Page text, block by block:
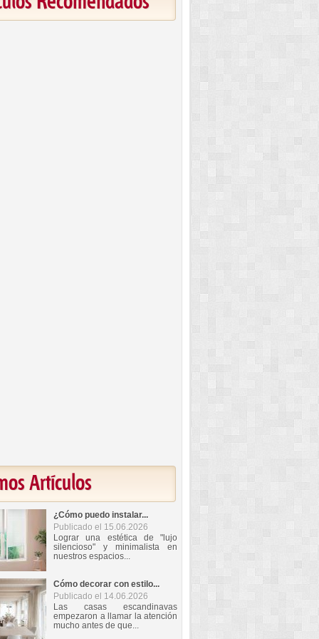
Artículos
¿Cómo puedo instalar...
Publicado el 15.06.2026
Lograr una estética de "lujo
silencioso" y minimalista en
nuestros espacios...
Cómo decorar con estilo...
Publicado el 14.06.2026
Las casas escandinavas
empezaron a llamar la atención
mucho antes de que...